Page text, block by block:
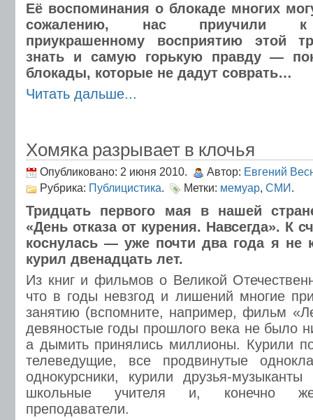
Её воспоминания о блокаде многих
сожалению, нас приучили к
приукрашенному восприятию этой
знать и самую горькую правду —
блокады, которые не дадут соврать…
Читать дальше...
Хомяка разрывает в клочья
Опубликовано: 2 июня 2010. Автор: Евгений
Рубрика: Публицистика. Метки: мемуар, СМИ.
Тридцать первого мая в нашей
«День отказа от курения. Навсегда». К
коснулась — уже почти два года я не
курил двенадцать лет.
Из книг и фильмов о Великой
что в годы невзгод и лишений многие
занятию (вспомните, например, фильм
девяностые годы прошлого века не было
а дымить принялись миллионы. Курили
телеведущие, все продвинутые
однокурсники, курили друзья-музыканты
школьные учителя и, конечно же,
преподаватели.